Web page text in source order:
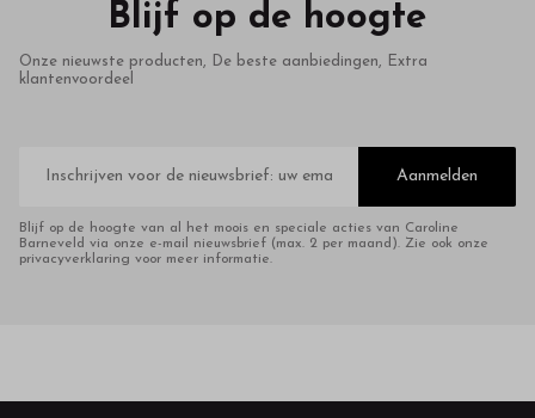
Blijf op de hoogte
Onze nieuwste producten, De beste aanbiedingen, Extra
klantenvoordeel
mailadres
Aanmelden
Blijf op de hoogte van al het moois en speciale acties van Caroline
Barneveld via onze e-mail nieuwsbrief (max. 2 per maand). Zie ook onze
privacyverklaring voor meer informatie.